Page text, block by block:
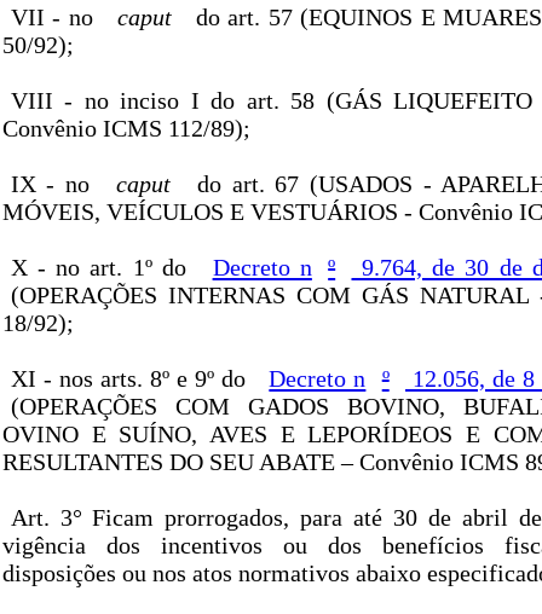
VII - no caput
do art. 57 (EQUINOS E
50/92);
VIII - no inciso I do art. 58 (GÁS LIQUEFEITO
Convênio ICMS 112/89);
IX - no caput
do art. 67 (USADOS -
MÓVEIS, VEÍCULOS E VESTUÁRIOS - Convênio
X - no art. 1º do Decreto n º
9.764, de 30 de
(OPERAÇÕES INTERNAS COM GÁS
18/92);
XI - nos arts. 8º e 9º do Decreto n º
12.056, de
(OPERAÇÕES COM GADOS BOVINO,
OVINO E SUÍNO, AVES E LEPORÍDEOS E
RESULTANTES DO SEU ABATE – Convênio ICMS
Art. 3° Ficam prorrogados, para até 30 de abril
vigência dos incentivos ou dos benefícios
disposições ou nos atos normativos abaixo